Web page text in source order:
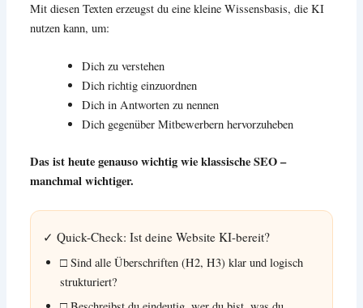
Mit diesen Texten erzeugst du eine kleine Wissensbasis, die KI
nutzen kann, um:
Dich zu verstehen
Dich richtig einzuordnen
Dich in Antworten zu nennen
Dich gegenüber Mitbewerbern hervorzuheben
Das ist heute genauso wichtig wie klassische SEO –
manchmal wichtiger.
✓ Quick-Check: Ist deine Website KI-bereit?
□ Sind alle Überschriften (H2, H3) klar und logisch
strukturiert?